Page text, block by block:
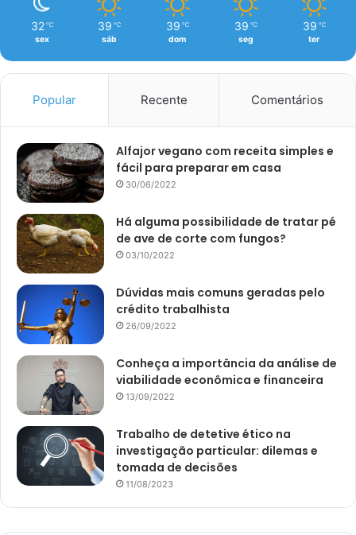
32 ℃
sex
39 ℃
sáb
39 ℃
dom
39 ℃
seg
39 ℃
ter
Popular Recente Comentários
Alfajor vegano com receita simples e
fácil para preparar em casa
30/06/2022
Há alguma possibilidade de tratar pé
de ave de corte com fungos?
03/10/2022
Dúvidas mais comuns geradas pelo
crédito trabalhista
26/09/2022
Conheça a importância da análise de
viabilidade econômica e financeira
13/09/2022
Trabalho de detetive ético na
investigação particular: dilemas e
tomada de decisões
11/08/2023